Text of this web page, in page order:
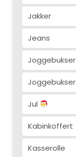
Jakker
Jeans
Joggebukser
Joggebukser
Jul
Kabinkoffert
Kasserolle